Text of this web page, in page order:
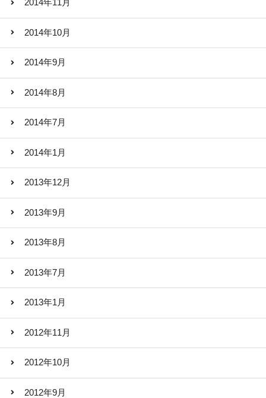
2014年11月
2014年10月
2014年9月
2014年8月
2014年7月
2014年1月
2013年12月
2013年9月
2013年8月
2013年7月
2013年1月
2012年11月
2012年10月
2012年9月